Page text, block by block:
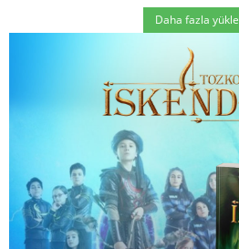
Daha fazla yükle